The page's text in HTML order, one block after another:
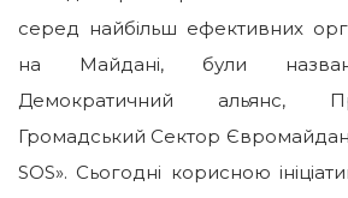
серед найбільш ефективних
на Майдані, були
Демократичний альянс,
Громадський Сектор
SOS». Сьогодні корисною